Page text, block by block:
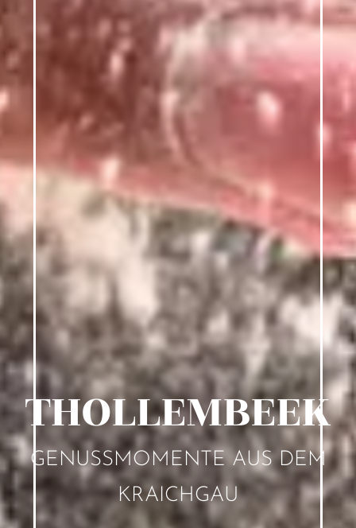
THOLLEMBEEK
GENUSSMOMENTE AUS DEM
KRAICHGAU